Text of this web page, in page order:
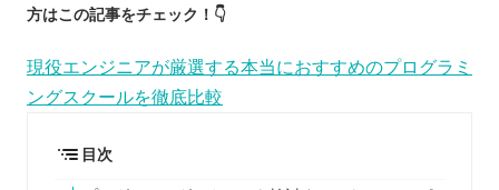
方はこの記事をチェック！👇
現役エンジニアが厳選する本当におすすめのプログラミ
ングスクールを徹底比較
目次